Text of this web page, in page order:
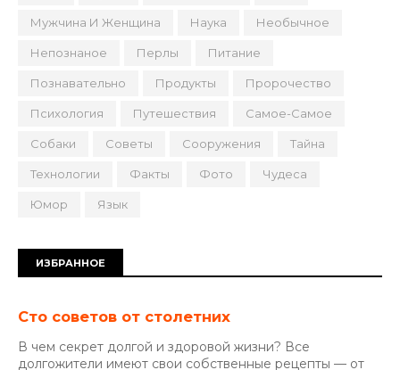
Мужчина И Женщина Наука Необычное
Непознаное Перлы Питание
Познавательно Продукты Пророчество
Психология Путешествия Самое-Самое
Собаки Советы Сооружения Тайна
Технологии Факты Фото Чудеса
Юмор Язык
ИЗБРАННОЕ
Сто советов от столетних
В чем секрет долгой и здоровой жизни? Все
долгожители имеют свои собственные рецепты — от